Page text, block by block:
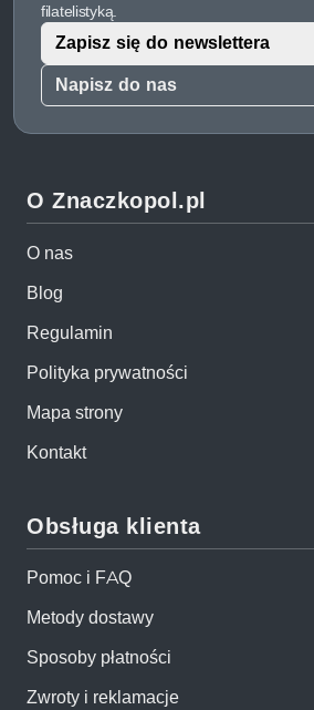
filatelistyką.
Napisz do nas
Zapisz się do newslettera
O Znaczkopol.pl
O nas
Blog
Regulamin
Polityka prywatności
Mapa strony
Kontakt
Obsługa klienta
Pomoc i FAQ
Metody dostawy
Sposoby płatności
Zwroty i reklamacje